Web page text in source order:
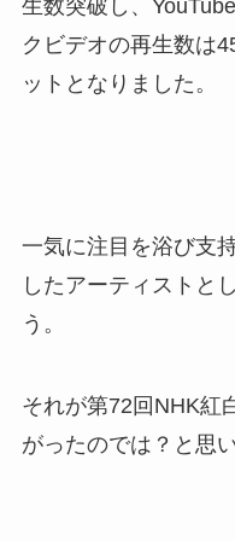
生数突破し、
クビデオの再生数は
ットとなりました。
一気に注目を浴び支
したアーティストと
う。
それが第72回NHK紅
がったのでは？と思い